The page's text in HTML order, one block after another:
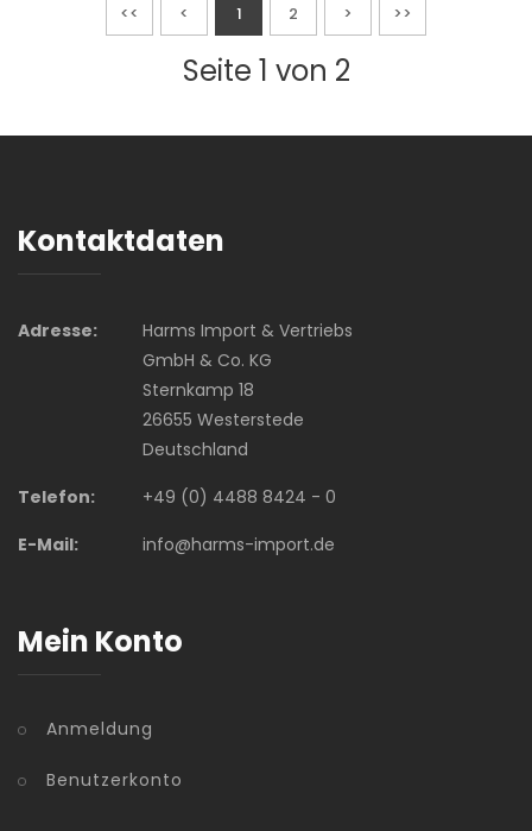
<< < 1 2 > >>
Seite 1 von 2
Kontaktdaten
Adresse:
Harms Import & Vertriebs
GmbH & Co. KG
Sternkamp 18
26655 Westerstede
Deutschland
Telefon:
+49 (0) 4488 8424 - 0
E-Mail:
info@harms-import.de
Mein Konto
Anmeldung
Benutzerkonto